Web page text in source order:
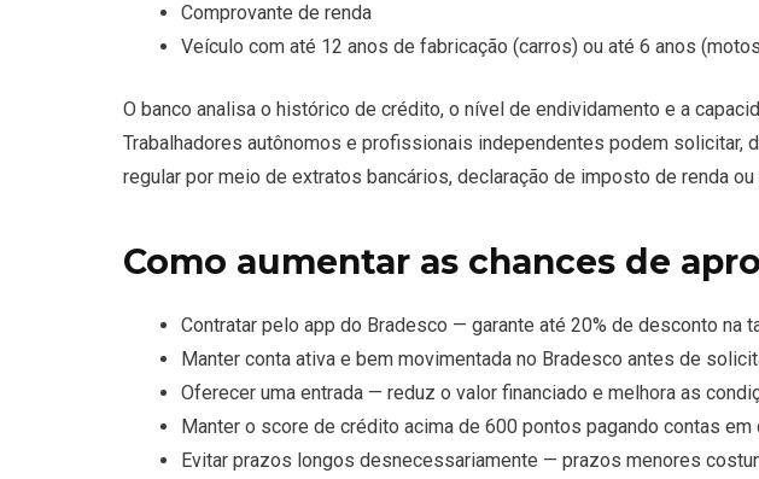
Comprovante de renda
Veículo com até 12 anos de fabricação (carros) ou até 6 anos
O banco analisa o histórico de crédito, o nível de endividamento e a
Trabalhadores autônomos e profissionais independentes podem solicitar,
regular por meio de extratos bancários, declaração de imposto de renda ou
Como aumentar as chances de
Contratar pelo app do Bradesco — garante até 20% de desconto na
Manter conta ativa e bem movimentada no Bradesco antes de
Oferecer uma entrada — reduz o valor financiado e melhora as
Manter o score de crédito acima de 600 pontos pagando contas em
Evitar prazos longos desnecessariamente — prazos menores